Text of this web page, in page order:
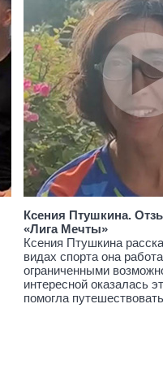
Ксения Птушкина.
«Лига Мечты»
Ксения Птушкина
видах спорта она
ограниченными
интересной оказалась
помогла